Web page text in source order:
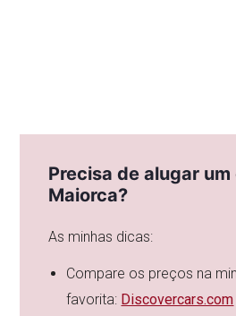
Precisa de alugar um
Maiorca?
As minhas dicas:
Compare os preços na
favorita: Discovercars.com